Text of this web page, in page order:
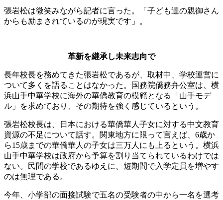
張岩松は微笑みながら記者に言った。「子ども達の親御さん
からも励まされているのが現実です」。
革新を継承し未来志向で
長年校長を務めてきた張岩松であるが、取材中、学校運営に
ついて多くを語ることはなかった。国務院僑務弁公室は、横
浜山手中華学校に海外の華僑教育の模範となる「山手モデ
ル」を求めており、その期待を強く感じているという。
張岩松校長は、日本における華僑華人子女に対する中文教育
資源の不足について話す。関東地方に限って言えば、6歳か
ら15歳までの華僑華人の子女は三万人にも上るという。横浜
山手中華学校は政府から予算を割り当てられているわけでは
ない。民間の学校であるゆえに、短期間で入学定員を増やす
のは無理である。
今年、小学部の面接試験で五名の受験者の中から一名を選考